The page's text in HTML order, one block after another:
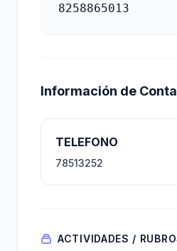
8258865013
Información de
TELEFONO
78513252
ACTIVIDADES /